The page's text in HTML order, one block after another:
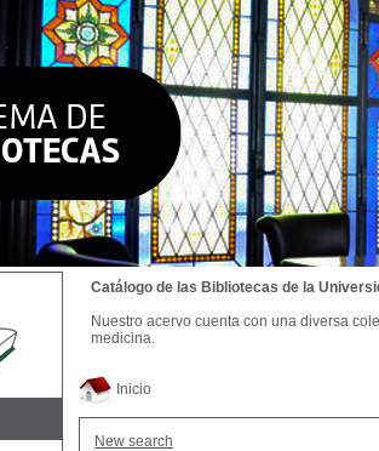
Inicio
New search
Catálogo de las Bibliotecas de la
Nuestro acervo cuenta con una diversa
medicina.